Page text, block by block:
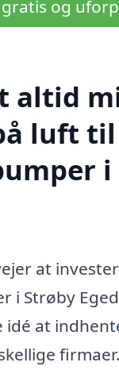
gratis og
altid
luft til
i
at
i Strøby
idé at